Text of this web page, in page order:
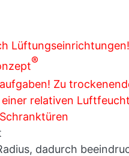
Lüftungseinrichtungen!
®
Zu
relativen
dadurch